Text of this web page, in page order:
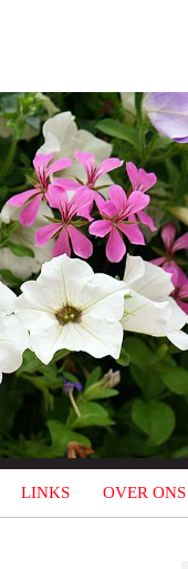
LINKS OVER ONS